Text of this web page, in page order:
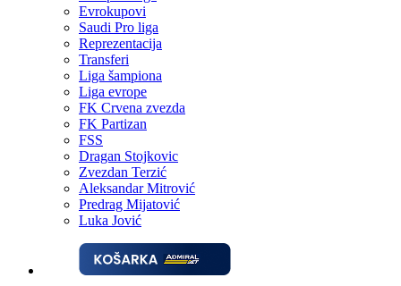
Evrokupovi
Saudi Pro liga
Reprezentacija
Transferi
Liga šampiona
Liga evrope
FK Crvena zvezda
FK Partizan
FSS
Dragan Stojkovic
Zvezdan Terzić
Aleksandar Mitrović
Predrag Mijatović
Luka Jović